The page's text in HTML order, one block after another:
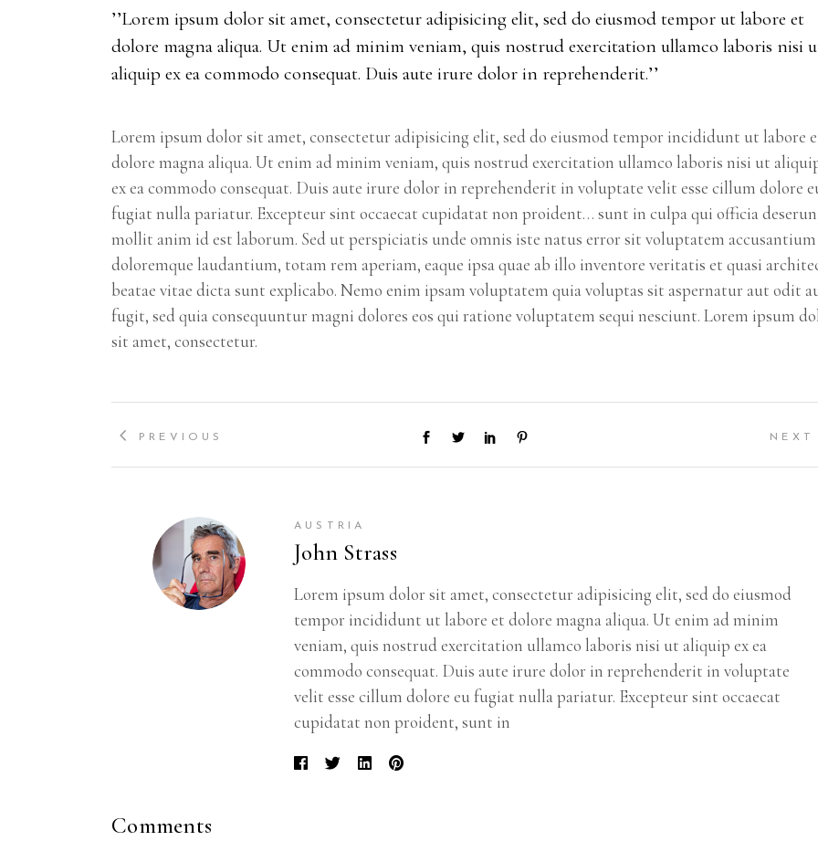
’’Lorem ipsum dolor sit amet, consectetur adipisicing elit, sed do eiusmod tempor ut labore et
dolore magna aliqua. Ut enim ad minim veniam, quis nostrud exercitation ullamco laboris nisi
aliquip ex ea commodo consequat. Duis aute irure dolor in reprehenderit.’’
Lorem ipsum dolor sit amet, consectetur adipisicing elit, sed do eiusmod tempor incididunt ut labore
dolore magna aliqua. Ut enim ad minim veniam, quis nostrud exercitation ullamco laboris nisi ut
ex ea commodo consequat. Duis aute irure dolor in reprehenderit in voluptate velit esse cillum dolore
fugiat nulla pariatur. Excepteur sint occaecat cupidatat non proident… sunt in culpa qui officia
mollit anim id est laborum. Sed ut perspiciatis unde omnis iste natus error sit voluptatem accusantium
doloremque laudantium, totam rem aperiam, eaque ipsa quae ab illo inventore veritatis et quasi
beatae vitae dicta sunt explicabo. Nemo enim ipsam voluptatem quia voluptas sit aspernatur aut odit
fugit, sed quia consequuntur magni dolores eos qui ratione voluptatem sequi nesciunt. Lorem ipsum
sit amet, consectetur.
PREVIOUS NEXT
AUSTRIA
John Strass
Lorem ipsum dolor sit amet, consectetur adipisicing elit, sed do eiusmod
tempor incididunt ut labore et dolore magna aliqua. Ut enim ad minim
veniam, quis nostrud exercitation ullamco laboris nisi ut aliquip ex ea
commodo consequat. Duis aute irure dolor in reprehenderit in voluptate
velit esse cillum dolore eu fugiat nulla pariatur. Excepteur sint occaecat
cupidatat non proident, sunt in
Comments